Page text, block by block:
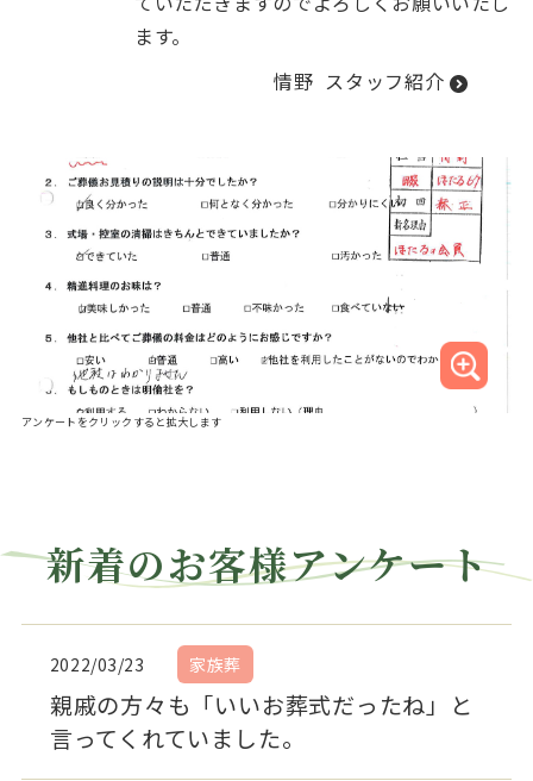
ます。
情野 スタッフ紹介
アンケートをクリックすると拡大します
新着のお客様アンケート
2022/03/23 家族葬
親戚の方々も「いいお葬式だったね」と
言ってくれていました。